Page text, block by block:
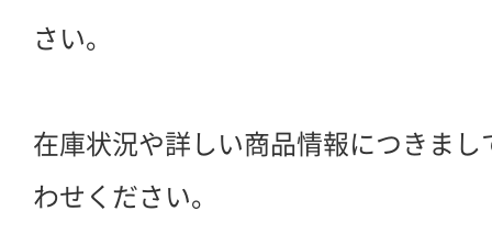
さい。
在庫状況や詳しい商品情報につきま
わせください。